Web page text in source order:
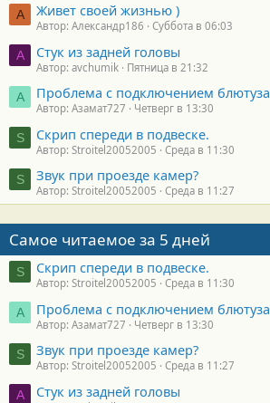
А Живет своей жизнью )
Автор: Александр186 Суббота в 06:03
A Стук из задней головы
Автор: avchumik Пятница в 21:32
А Проблема с подключением блютуза
Автор: Азамат727 Четверг в 13:30
S Скрип спереди в подвеске.
Автор: Stroitel20052005 Среда в 11:30
S Звук при проезде камер?
Автор: Stroitel20052005 Среда в 11:27
Самое читаемое за 5 дней
S Скрип спереди в подвеске.
Автор: Stroitel20052005 Среда в 11:30
А Проблема с подключением блютуза
Автор: Азамат727 Четверг в 13:30
S Звук при проезде камер?
Автор: Stroitel20052005 Среда в 11:27
A Стук из задней головы